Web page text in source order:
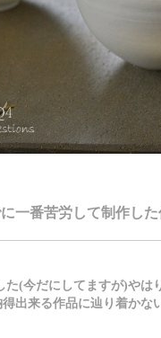
一番苦労して制作し
た(今だにしてますが)やは
出来る作品に辿り着かな